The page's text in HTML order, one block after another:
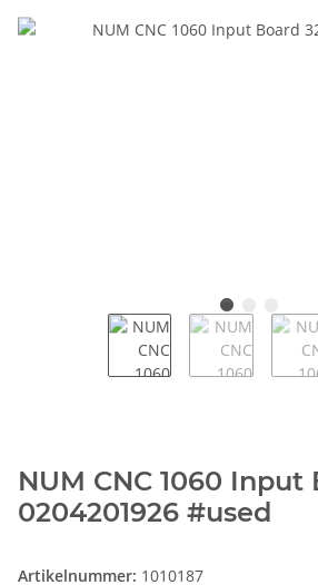
NUM CNC 1060 Input
0204201926 #used
Artikelnummer: 1010187